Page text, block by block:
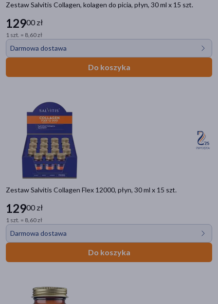
Zestaw Salvitis Collagen, kolagen do picia, płyn, 30 ml x 15 szt.
12900 zł
1 szt. = 8,60 zł
Darmowa dostawa
Do koszyka
Zestaw Salvitis Collagen Flex 12000, płyn, 30 ml x 15 szt.
12900 zł
1 szt. = 8,60 zł
Darmowa dostawa
Do koszyka
ALE ACTIVE LIFE ENERGY
BOTAME
DOZ DAILY
ENTERIS
INTENO
KICKFLY
ORTENIKA
PIKABU
PLAN BY DOZ
PURETIQA
SALVITIS
SKINIMAL D
Filtry
Dostępny(34)
Znakomitość Roku